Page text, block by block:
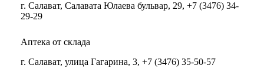
г. Салават, Салавата Юлаева бульвар, 29, +7 (3476) 34-
29-29
Аптека от склада
г. Салават, улица Гагарина, 3, +7 (3476) 35-50-57